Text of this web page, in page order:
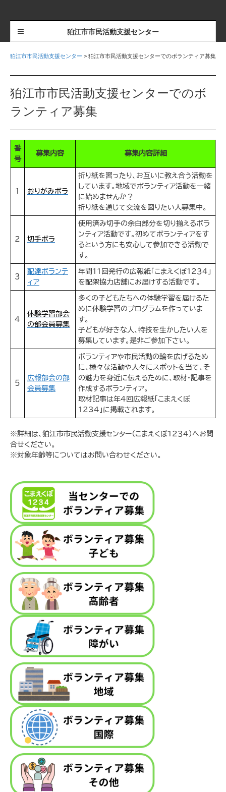
狛江市市民活動支援センター
狛江市市民活動支援センター > 狛江市市民活動支援センターでのボランティア募集
狛江市市民活動支援センターでのボ
ランティア募集
番
号
募集内容 募集内容詳細
１ おりがみボラ
折り紙を習ったり、お互いに教え合う活動を
しています。地域でボランティア活動を一緒
に始めませんか？
折り紙を通じて交流を図りたい人募集中。
２ 切手ボラ
使用済み切手の余白部分を切り揃えるボラ
ンティア活動です。初めてボランティアをす
るという方にも安心して参加できる活動で
す。
３
配達ボランテ
ィア
年間１１回発行の広報紙「こまえくぼ１２３４」
を配架協力店舗にお届けする活動です。
４
体験学習部会
の部会員募集
多くの子どもたちへの体験学習を届けるた
めに体験学習のプログラムを作っていま
す。
子どもが好きな人、特技を生かしたい人を
募集しています。是非ご参加下さい。
５
広報部会の部
会員募集
ボランティアや市民活動の輪を広げるため
に、様々な活動や人々にスポットを当て、そ
の魅力を身近に伝えるために、取材・記事を
作成するボランティア。
取材記事は年４回広報紙「こまえくぼ
1234」に掲載されます。
※詳細は、狛江市市民活動支援センター（こまえくぼ１２３４）へお問
合せください。
※対象年齢等についてはお問い合わせください。